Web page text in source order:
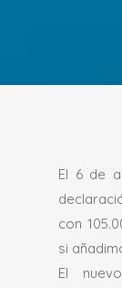
El 6 de
con
si
El